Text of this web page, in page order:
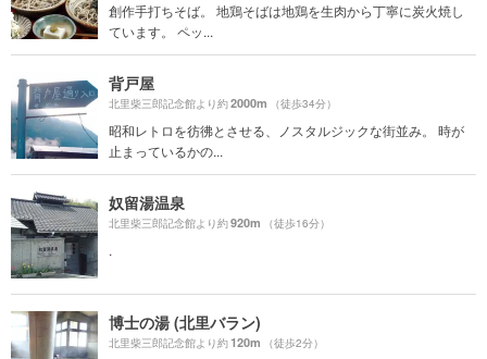
創作手打ちそば。 地鶏そばは地鶏を生肉から丁寧に炭火焼し
ています。 ペッ...
背戸屋
北里柴三郎記念館より約2000m （徒歩34分）
昭和レトロを彷彿とさせる、ノスタルジックな街並み。 時が
止まっているかの...
奴留湯温泉
北里柴三郎記念館より約920m （徒歩16分）
.
博士の湯 (北里バラン)
北里柴三郎記念館より約120m （徒歩2分）